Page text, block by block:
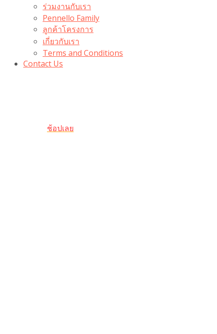
ร่วมงานกับเรา
Pennello Family
ลูกค้าโครงการ
เกี่ยวกับเรา
Terms and Conditions
Contact Us
ช้อปเลย